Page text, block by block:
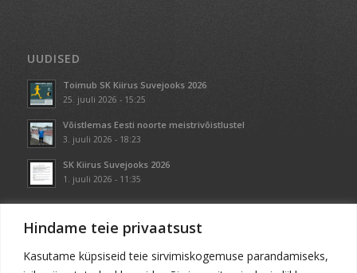
Hindame teie privaatsust
Kasutame küpsiseid teie sirvimiskogemuse parandamiseks,
UUDISED
Toimub SK Kiirus Suvejooks 2026
25. juuli 2026 - 15:25
Võistlemas Eesti noorte meistrivõistlustel
3. juuli 2026 - 18:23
SK Kiirus Suvejooks 2026
1. juuli 2026 - 11:35
KONTAKT